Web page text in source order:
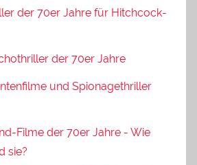
der 70er Jahre für Hitchcock-
der 70er Jahre
und Spionagethriller
Filme der 70er Jahre - Wie
sie?